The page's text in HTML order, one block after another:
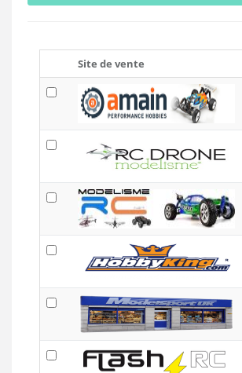
Site de vente